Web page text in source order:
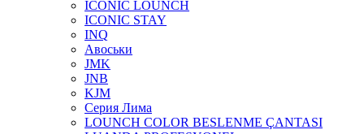
ICONIC LOUNCH
ICONIC STAY
INQ
Авоськи
JMK
JNB
KJM
Серия Лима
LOUNCH COLOR BESLENME ÇANTASI